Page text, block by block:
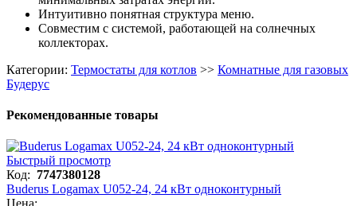
Интуитивно понятная структура меню.
Совместим с системой, работающей на солнечных
коллекторах.
Категории: Термостаты для котлов >> Комнатные для газовых
Будерус
Рекомендованные товары
Быстрый просмотр
Код: 7747380128
Buderus Logamax U052-24, 24 кВт одноконтурный